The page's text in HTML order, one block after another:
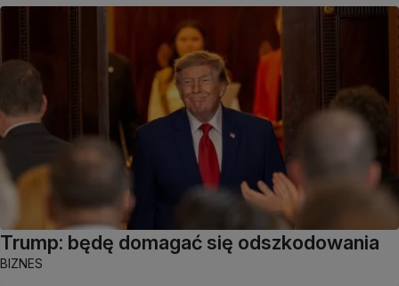
Trump: będę domagać się odszkodowania
BIZNES